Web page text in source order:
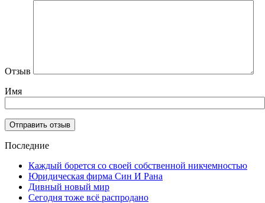
Отзыв
Имя
Последние
Каждый борется со своей собственной никчемностью
Юридическая фирма Син И Рана
Дивный новый мир
Сегодня тоже всё распродано